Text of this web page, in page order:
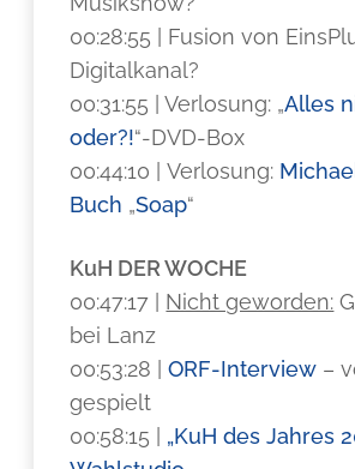
00:28:55 | Fusion von
Digitalkanal?
00:31:55 | Verlosung: „Alles
oder?!“-DVD-Box
00:44:10 | Verlosung:
Buch „Soap“
KuH DER WOCHE
00:47:17 | Nicht geworden:
bei Lanz
00:53:28 |ORF-Interview –
gespielt
00:58:15 | „KuH des Jahres